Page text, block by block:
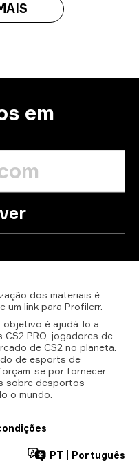
em
dos materiais é
um link para Profilerr.
objetivo é ajudá-lo a
PRO, jogadores de
de CS2 no planeta.
de esports de
se por fornecer
sobre desportos
o mundo.
PT Português